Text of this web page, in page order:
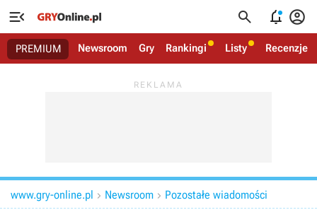
   
PREMIUM Newsroom Gry Rankingi Listy Recenzje
www.gry-online.pl  Newsroom  Pozostałe wiadomości